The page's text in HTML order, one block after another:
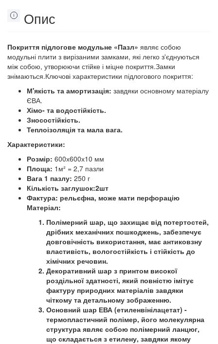
Опис
Покриття підлогове модульне «Пазл» являє собою
модульні плити з вирізаними замками, які легко з'єднуються
між собою, утворюючи стійке і міцне покриття.Замки
знімаються.Ключові характеристики підлогового покриття:
М'якість та амортизація: завдяки основному матеріалу
ЄВА.
Хімо- та водостійкість.
Зносостійкість.
Теплоізоляція та мала вага.
Характеристики:
Розмір: 600х600х10 мм
Площа: 1м² = 2,7 пазли
Вага 1 пазлу: 250 г
Кількість заглушок:2шт
Фактура: рельєфна, може мати перфорацію
Матеріал:
Полімерний шар, що захищає від потертостей,
дрібних механічних пошкоджень, забезпечує
довговічність використання, має антиковзну
властивість, вологостійкість і стійкість до
хімічних речовин.
Декоративний шар з принтом високої
роздільної здатності, який повністю імітує
фактуру природних матеріалів завдяки
чіткому та детальному зображенню.
Основний шар ЕВА (етиленвінілацетат) -
термопластичний полімер, його молекулярна
структура являє собою полімерний ланцюг,
що складається з етилену, завдяки якому